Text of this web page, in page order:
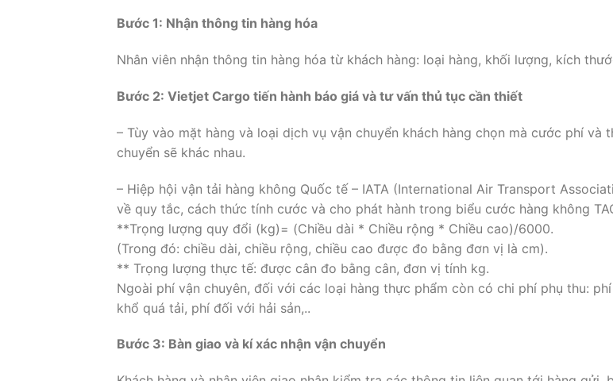
Bước 1: Nhận thông tin hàng hóa
Nhân viên nhận thông tin hàng hóa từ khách hàng: loại hàng, khối lượng, kích
Bước 2: Vietjet Cargo tiến hành báo giá và tư vấn thủ tục cần thiết
– Tùy vào mặt hàng và loại dịch vụ vận chuyển khách hàng chọn mà cước phí và
chuyển sẽ khác nhau.
– Hiệp hội vận tải hàng không Quốc tế – IATA (International Air Transport
về quy tắc, cách thức tính cước và cho phát hành trong biểu cước hàng không
**Trọng lượng quy đổi (kg)= (Chiều dài * Chiều rộng * Chiều cao)/6000.
(Trong đó: chiều dài, chiều rộng, chiều cao được đo bằng đơn vị là cm).
** Trọng lượng thực tế: được cân đo bằng cân, đơn vị tính kg.
Ngoài phí vận chuyên, đối với các loại hàng thực phẩm còn có chi phí phụ thu:
khổ quá tải, phí đối với hải sản,..
Bước 3: Bàn giao và kí xác nhận vận chuyển